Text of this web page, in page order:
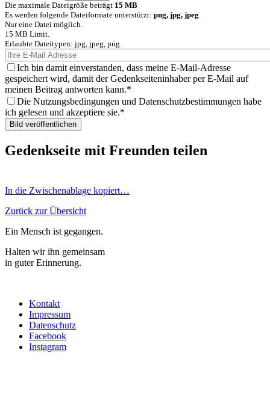
Die maximale Dateigröße beträgt 15 MB
Es werden folgende Dateiformate unterstützt: png, jpg, jpeg
Nur eine Datei möglich.
15 MB Limit.
Erlaubte Dateitypen: jpg, jpeg, png.
Ich bin damit einverstanden, dass meine E-Mail-Adresse
gespeichert wird, damit der Gedenkseiteninhaber per E-Mail auf
meinen Beitrag antworten kann.
Die Nutzungsbedingungen und Datenschutzbestimmungen habe
ich gelesen und akzeptiere sie.
Gedenkseite mit Freunden teilen
In die Zwischenablage kopiert…
Zurück zur Übersicht
Ein Mensch ist gegangen.
Halten wir ihn gemeinsam
in guter Erinnerung.
Kontakt
Impressum
Datenschutz
Facebook
Instagram